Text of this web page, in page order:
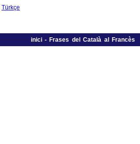
Türkçe
inici- Frases del Català al Francès